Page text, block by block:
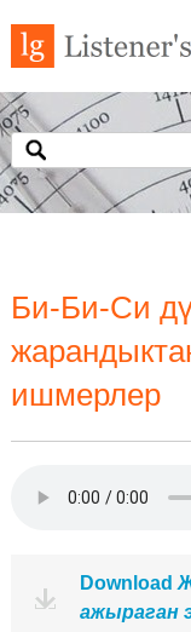
Би-Би-Си
ишмерлер
Download
ажыраган